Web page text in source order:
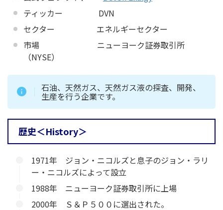
ティッカー DVN
セクター エネルギーセクター
市場 ニューヨーク証券取引所
（NYSE）
石油、天然ガス、天然ガス液の探査、開発、
生産を行う企業です。
歴史＜History＞
1971年 ジョン・ニコルズと息子のジョン・ラリ
ー・ニコルズによって設立
1988年 ニューヨーク証券取引所に上場
2000年 Ｓ＆Ｐ５００に選出された。